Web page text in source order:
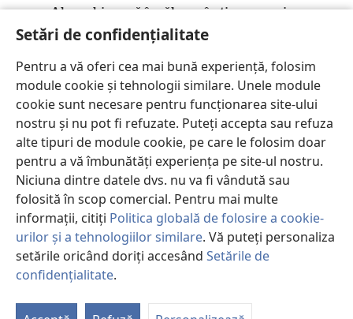
Setări de confidențialitate
Pentru a vă oferi cea mai bună experiență, folosim
module cookie și tehnologii similare. Unele module
cookie sunt necesare pentru funcționarea site-ului
nostru și nu pot fi refuzate. Puteți accepta sau refuza
alte tipuri de module cookie, pe care le folosim doar
pentru a vă îmbunătăți experiența pe site-ul nostru.
Niciuna dintre datele dvs. nu va fi vândută sau
folosită în scop comercial. Pentru mai multe
informații, citiți Politica globală de folosire a cookie-
urilor și a tehnologiilor similare. Vă puteți personaliza
setările oricând doriți accesând Setările de
confidențialitate.
„Ah, ce bine mă încălzesc în timp ce privesc
focul!”.
cioplit.
Se pleacă înaintea lui și se închină.
Se roagă la el, spunând:
„Salvează-mă, căci tu ești dumnezeul meu!”.
18 Ei nu știu nimic și nu înțeleg nimic,
pentru că ochii le sunt acoperiți și nu pot să
vadă,
iar inima lor nu are perspicacitate.
19 Niciunul nu se gândește în inima lui
și n-are cunoștință sau pricepere ca să spună:
„Jumătate din el am ars-o în foc,
iar pe cărbunii lui am copt pâine și am fript